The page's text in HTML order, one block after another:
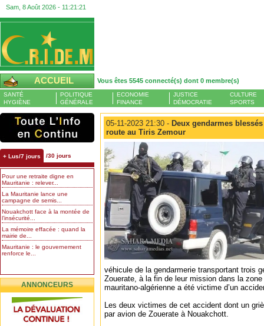
Sam, 8 Août 2026 - 11:21:22
ACCUEIL Vous êtes 5545 connecté(s) dont 0 membre(s)
SANTÉ
HYGIÈNE
POLITIQUE
GÉNÉRALE
ECONOMIE
FINANCE
JUSTICE
DÉMOCRATIE
CULTURE
SPORTS
+ Lus/7 jours /30 jours
Pour une retraite digne en
Mauritanie : relever...
La Mauritanie lance une
campagne de semis...
Nouakchott face à la montée de
l’insécurité...
La mémoire effacée : quand la
mairie de...
Mauritanie : le gouvernement
renforce le...
ANNONCEURS
05-11-2023 21:30 - Deux gendarmes
route au Tiris Zemour
véhicule de la gendarmerie transportant trois
Zouerate, à la fin de leur mission dans la
mauritano-algérienne a été victime d’un
Les deux victimes de cet accident dont un
par avion de Zouerate à Nouakchott.